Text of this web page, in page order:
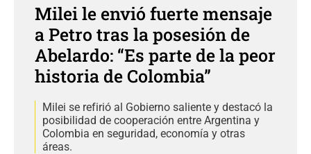
Milei le envió fuerte mensaje
a Petro tras la posesión de
Abelardo: “Es parte de la peor
historia de Colombia”
Milei se refirió al Gobierno saliente y destacó la
posibilidad de cooperación entre Argentina y
Colombia en seguridad, economía y otras
áreas.